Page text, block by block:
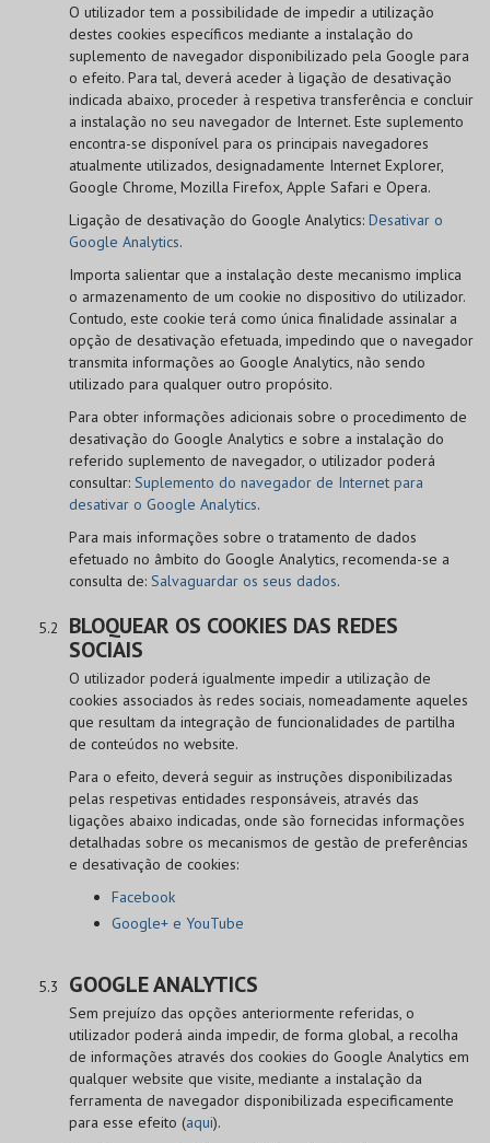
O utilizador tem a possibilidade de impedir a utilização
destes cookies específicos mediante a instalação do
suplemento de navegador disponibilizado pela Google para
o efeito. Para tal, deverá aceder à ligação de desativação
indicada abaixo, proceder à respetiva transferência e concluir
a instalação no seu navegador de Internet. Este suplemento
encontra-se disponível para os principais navegadores
atualmente utilizados, designadamente Internet Explorer,
Google Chrome, Mozilla Firefox, Apple Safari e Opera.
Ligação de desativação do Google Analytics: Desativar o
Google Analytics.
Importa salientar que a instalação deste mecanismo implica
o armazenamento de um cookie no dispositivo do utilizador.
Contudo, este cookie terá como única finalidade assinalar a
opção de desativação efetuada, impedindo que o navegador
transmita informações ao Google Analytics, não sendo
utilizado para qualquer outro propósito.
Para obter informações adicionais sobre o procedimento de
desativação do Google Analytics e sobre a instalação do
referido suplemento de navegador, o utilizador poderá
consultar: Suplemento do navegador de Internet para
desativar o Google Analytics.
Para mais informações sobre o tratamento de dados
efetuado no âmbito do Google Analytics, recomenda-se a
consulta de: Salvaguardar os seus dados.
BLOQUEAR OS COOKIES DAS REDES
SOCIAIS
O utilizador poderá igualmente impedir a utilização de
cookies associados às redes sociais, nomeadamente aqueles
que resultam da integração de funcionalidades de partilha
de conteúdos no website.
Para o efeito, deverá seguir as instruções disponibilizadas
pelas respetivas entidades responsáveis, através das
ligações abaixo indicadas, onde são fornecidas informações
detalhadas sobre os mecanismos de gestão de preferências
e desativação de cookies:
Facebook
Google+ e YouTube
GOOGLE ANALYTICS
Sem prejuízo das opções anteriormente referidas, o
utilizador poderá ainda impedir, de forma global, a recolha
de informações através dos cookies do Google Analytics em
qualquer website que visite, mediante a instalação da
ferramenta de navegador disponibilizada especificamente
para esse efeito (aqui).